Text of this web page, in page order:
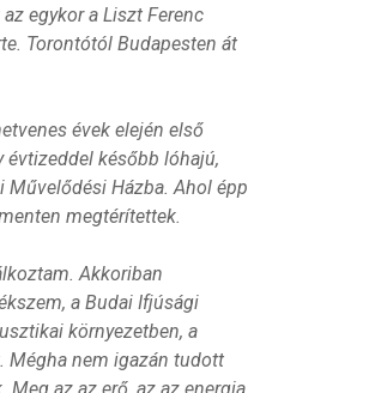
egykor a Liszt Ferenc
Torontótól Budapesten át
évek elején első
évtizeddel később lóhajú,
Művelődési Házba. Ahol épp
megtérítettek.
Akkoriban
a Budai Ifjúsági
környezetben, a
Mégha nem igazán tudott